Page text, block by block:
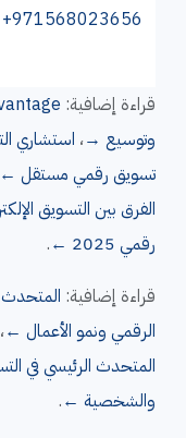
+971568023656
قراءة إضافية:
وتوسيع →، استشاري
تسويق رقمي مستقل ←
الفرق بين التسويق
رقمي 2025 ←
.
قراءة إضافية:
الرقمي ونمو الأعمال ←،
المتحدث الرئيسي في
والشخصية ←.